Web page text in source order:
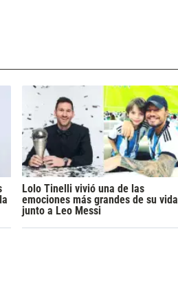
Lolo Tinelli vivió una de las
emociones más grandes de su vida
junto a Leo Messi